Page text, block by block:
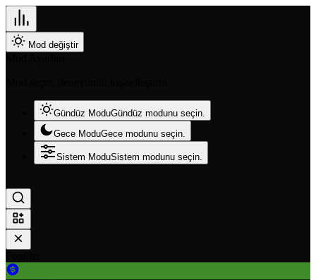
Mod değiştir
Gündüz ModuGündüz modunu seçin.
Gece ModuGece modunu seçin.
Sistem ModuSistem modunu seçin.